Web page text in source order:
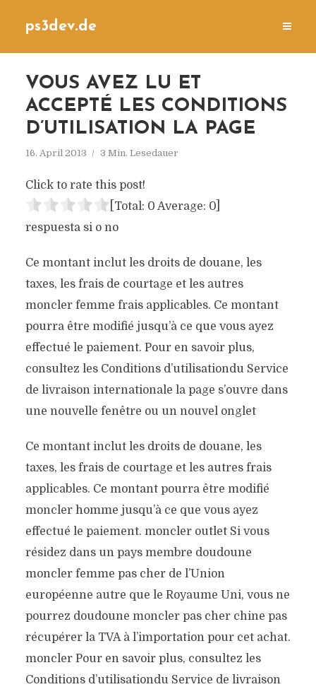
ps3dev.de
VOUS AVEZ LU ET
ACCEPTÉ LES CONDITIONS
D’UTILISATION LA PAGE
16. April 2013 3 Min. Lesedauer
Click to rate this post!
[Total: 0 Average: 0]
respuesta si o no
Ce montant inclut les droits de douane, les
taxes, les frais de courtage et les autres
moncler femme frais applicables. Ce montant
pourra être modifié jusqu’à ce que vous ayez
effectué le paiement. Pour en savoir plus,
consultez les Conditions d’utilisationdu Service
de livraison internationale la page s’ouvre dans
une nouvelle fenêtre ou un nouvel onglet
Ce montant inclut les droits de douane, les
taxes, les frais de courtage et les autres frais
applicables. Ce montant pourra être modifié
moncler homme jusqu’à ce que vous ayez
effectué le paiement. moncler outlet Si vous
résidez dans un pays membre doudoune
moncler femme pas cher de l’Union
européenne autre que le Royaume Uni, vous ne
pourrez doudoune moncler pas cher chine pas
récupérer la TVA à l’importation pour cet achat.
moncler Pour en savoir plus, consultez les
Conditions d’utilisationdu Service de livraison